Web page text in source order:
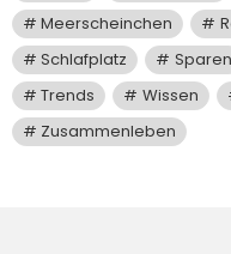
Meerscheinchen
Schlafplatz
Sparen
Trends
Wissen
Zusammenleben